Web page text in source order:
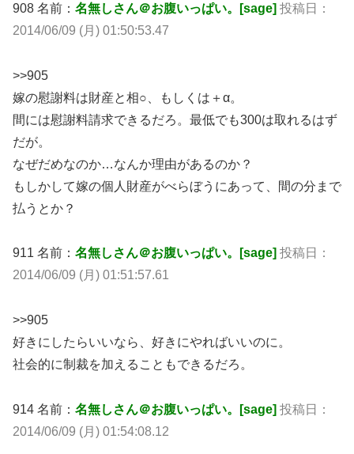
908 名前： 名無しさん＠お腹いっぱい。[sage] 投稿日：
2014/06/09 (月) 01:50:53.47
>>905
嫁の慰謝料は財産と相○、もしくは＋α。
間には慰謝料請求できるだろ。最低でも300は取れるはず
だが。
なぜだめなのか…なんか理由があるのか？
もしかして嫁の個人財産がべらぼうにあって、間の分まで
払うとか？
911 名前： 名無しさん＠お腹いっぱい。[sage] 投稿日：
2014/06/09 (月) 01:51:57.61
>>905
好きにしたらいいなら、好きにやればいいのに。
社会的に制裁を加えることもできるだろ。
914 名前： 名無しさん＠お腹いっぱい。[sage] 投稿日：
2014/06/09 (月) 01:54:08.12